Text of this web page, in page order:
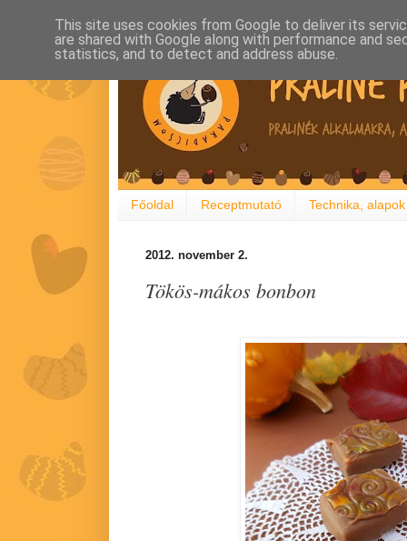
Főoldal Receptmutató Technika, alapok
2012. november 2.
Tökös-mákos bonbon
This site uses cookies from Google to deliver its
are shared with Google along with performance and
statistics, and to detect and address abuse.